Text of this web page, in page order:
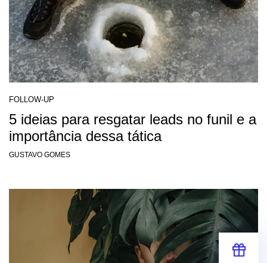
FOLLOW-UP
5 ideias para resgatar leads no funil e a
importância dessa tática
GUSTAVO GOMES